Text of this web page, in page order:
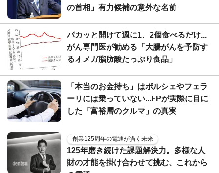
の首相」有力候補の意外な名前
パカッと開けて週に1、2個食べるだけ...
がん専門医が勧める「大腸がんを予防す
るオメガ脂肪酸たっぷり食品」
「本当のお金持ち」はポルシェやフェラ
ーリには乗っていない...FPが実際に目に
した「富裕層のクルマ」の真実
創業125周年の電通が描く未来
125年磨き続けた課題解決力。多様な人
財の才能を掛け合わせて挑む、これから